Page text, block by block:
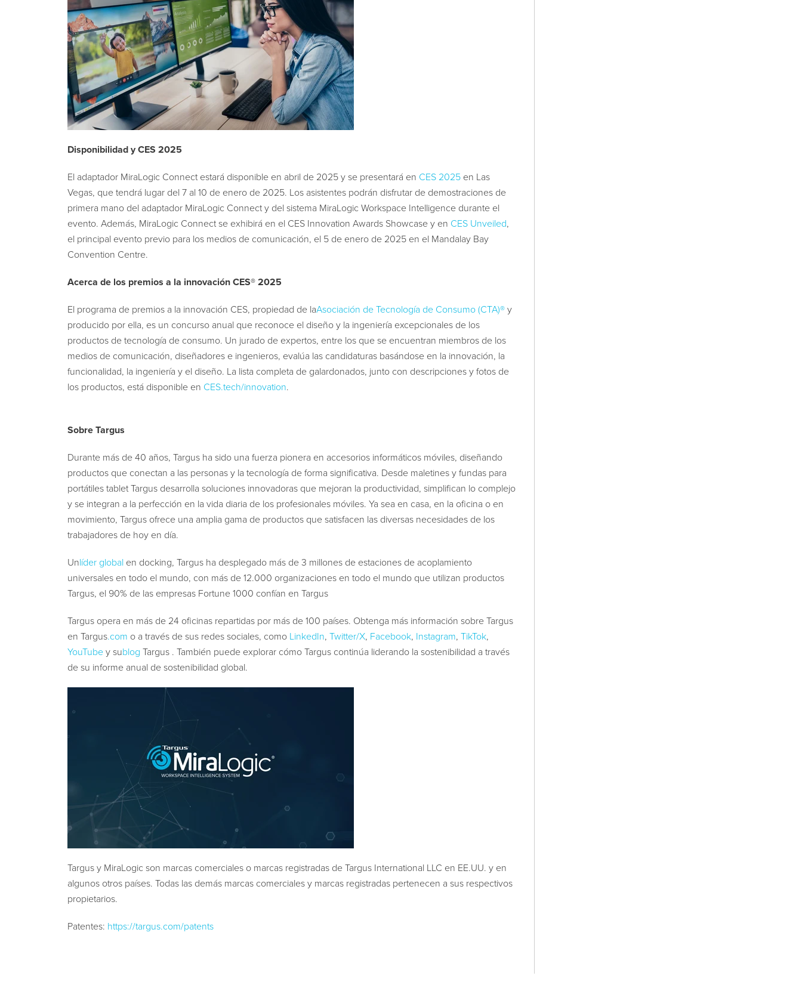
Disponibilidad y CES 2025
El adaptador MiraLogic Connect estará disponible en abril de 2025 y se presentará en CES 2025en Las
Vegas, que tendrá lugar del 7 al 10 de enero de 2025. Los asistentes podrán disfrutar de demostraciones de
primera mano del adaptador MiraLogic Connect y del sistema MiraLogic Workspace Intelligence durante el
evento. Además, MiraLogic Connect se exhibirá en el CES Innovation Awards Showcase y en CES Unveiled,
el principal evento previo para los medios de comunicación, el 5 de enero de 2025 en el Mandalay Bay
Convention Centre.
Acerca de los premios a la innovación CES® 2025
El programa de premios a la innovación CES, propiedad de laAsociación de Tecnología de Consumo (CTA)® y
producido por ella, es un concurso anual que reconoce el diseño y la ingeniería excepcionales de los
productos de tecnología de consumo. Un jurado de expertos, entre los que se encuentran miembros de los
medios de comunicación, diseñadores e ingenieros, evalúa las candidaturas basándose en la innovación, la
funcionalidad, la ingeniería y el diseño. La lista completa de galardonados, junto con descripciones y fotos de
los productos, está disponible en CES.tech/innovation.
Sobre Targus
Durante más de 40 años, Targus ha sido una fuerza pionera en accesorios informáticos móviles, diseñando
productos que conectan a las personas y la tecnología de forma significativa. Desde maletines y fundas para
portátiles tablet Targus desarrolla soluciones innovadoras que mejoran la productividad, simplifican lo complejo
y se integran a la perfección en la vida diaria de los profesionales móviles. Ya sea en casa, en la oficina o en
movimiento, Targus ofrece una amplia gama de productos que satisfacen las diversas necesidades de los
trabajadores de hoy en día.
Unlíder global en docking, Targus ha desplegado más de 3 millones de estaciones de acoplamiento
universales en todo el mundo, con más de 12.000 organizaciones en todo el mundo que utilizan productos
Targus, el 90% de las empresas Fortune 1000 confían en Targus
Targus opera en más de 24 oficinas repartidas por más de 100 países. Obtenga más información sobre Targus
en Targus.com o a través de sus redes sociales, como LinkedIn, Twitter/X, Facebook, Instagram, TikTok,
YouTubey sublog Targus . También puede explorar cómo Targus continúa liderando la sostenibilidad a través
de su informe anual de sostenibilidad global.
Targus y MiraLogic son marcas comerciales o marcas registradas de Targus International LLC en EE.UU. y en
algunos otros países. Todas las demás marcas comerciales y marcas registradas pertenecen a sus respectivos
propietarios.
Patentes: https://targus.com/patents